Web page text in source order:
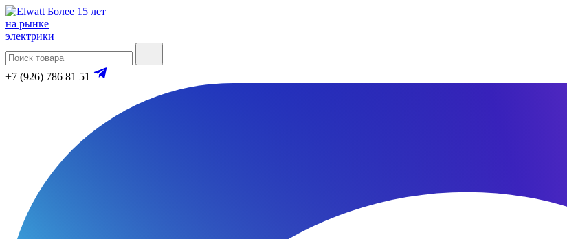
Более 15 лет
на рынке
электрики
+7 (926) 786 81 51